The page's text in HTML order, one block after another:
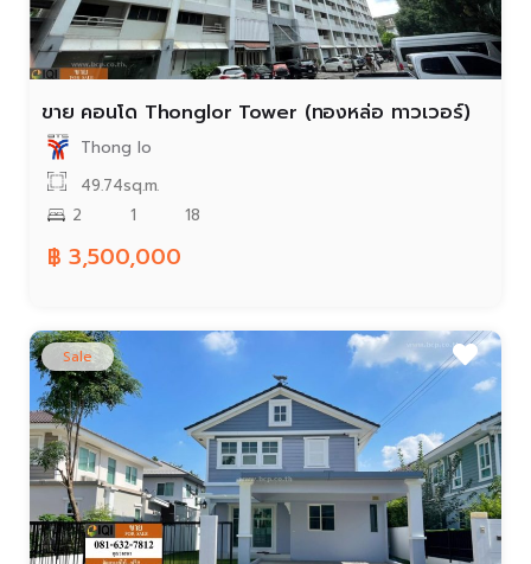
ขาย คอนโด Thonglor Tower (ทองหล่อ ทาวเวอร์)
Thong lo
49.74sq.m.
2
1 18
฿ 3,500,000
Sale